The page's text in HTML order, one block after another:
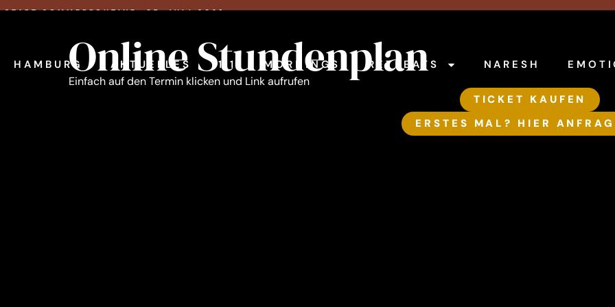
SkipSTART SOMMERROUTINE: 07. JULI 2026
HAMBURG AKTUELLES 1:1 MORNINGS RETREATS NARESH
Online Stundenplan
Einfach auf den Termin klicken und Link aufrufen
TICKET KAUFEN
ERSTES MAL? HIER